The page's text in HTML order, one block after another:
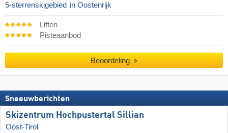
5-sterrenskigebied in Oostenrijk
Liften
Pisteaanbod
Beoordeling
Sneeuwberichten
Skizentrum Hochpustertal Sillian
Oost-Tirol